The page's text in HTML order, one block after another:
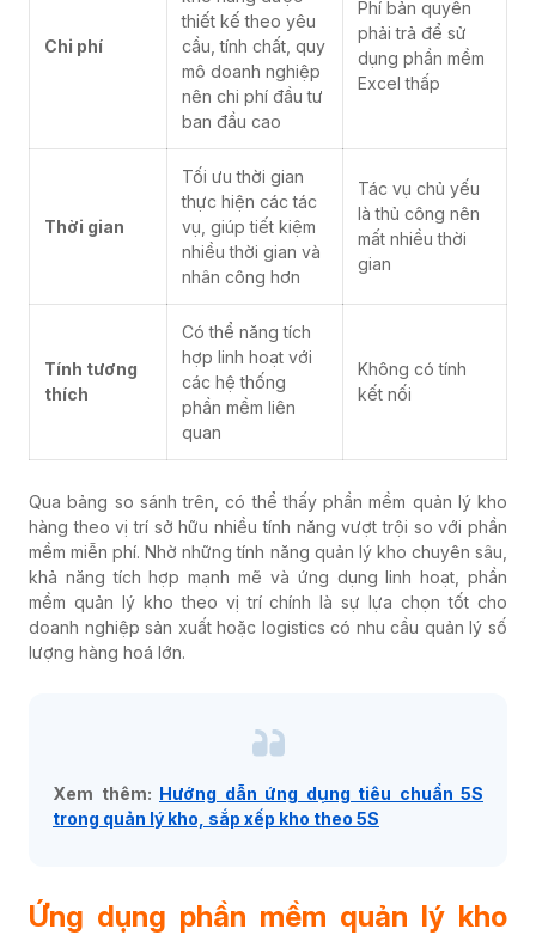
Chi phí
thiết kế theo yêu
cầu, tính chất, quy
mô doanh nghiệp
nên chi phí đầu tư
ban đầu cao
Phí bản quyền
phải trả để sử
dụng phần mềm
Excel thấp
Thời gian
Tối ưu thời gian
thực hiện các tác
vụ, giúp tiết kiệm
nhiều thời gian và
nhân công hơn
Tác vụ chủ yếu
là thủ công nên
mất nhiều thời
gian
Tính tương
thích
Có thể năng tích
hợp linh hoạt với
các hệ thống
phần mềm liên
quan
Không có tính
kết nối
Qua bảng so sánh trên, có thể thấy phần mềm quản lý kho
hàng theo vị trí sở hữu nhiều tính năng vượt trội so với phần
mềm miễn phí.Nhờ những tính năng quản lý kho chuyên sâu,
khả năng tích hợp mạnh mẽ và ứng dụng linh hoạt, phần
mềm quản lý kho theo vị trí chính là sự lựa chọn tốt cho
doanh nghiệp sản xuất hoặc logistics có nhu cầu quản lý số
lượng hàng hoá lớn.
Xem thêm: Hướng dẫn ứng dụng tiêu chuẩn 5S
trong quản lý kho, sắp xếp kho theo 5S
Ứng dụng phần mềm quản lý kho